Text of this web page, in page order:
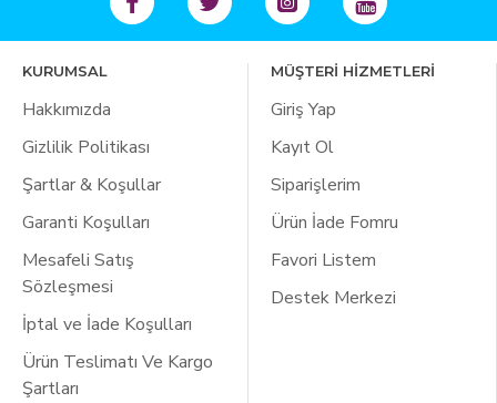
KURUMSAL
Hakkımızda
Gizlilik Politikası
Şartlar & Koşullar
Garanti Koşulları
Mesafeli Satış
Sözleşmesi
İptal ve İade Koşulları
Ürün Teslimatı Ve Kargo
Şartları
MÜŞTERİ HİZMETLERİ
Giriş Yap
Kayıt Ol
Siparişlerim
Ürün İade Fomru
Favori Listem
Destek Merkezi